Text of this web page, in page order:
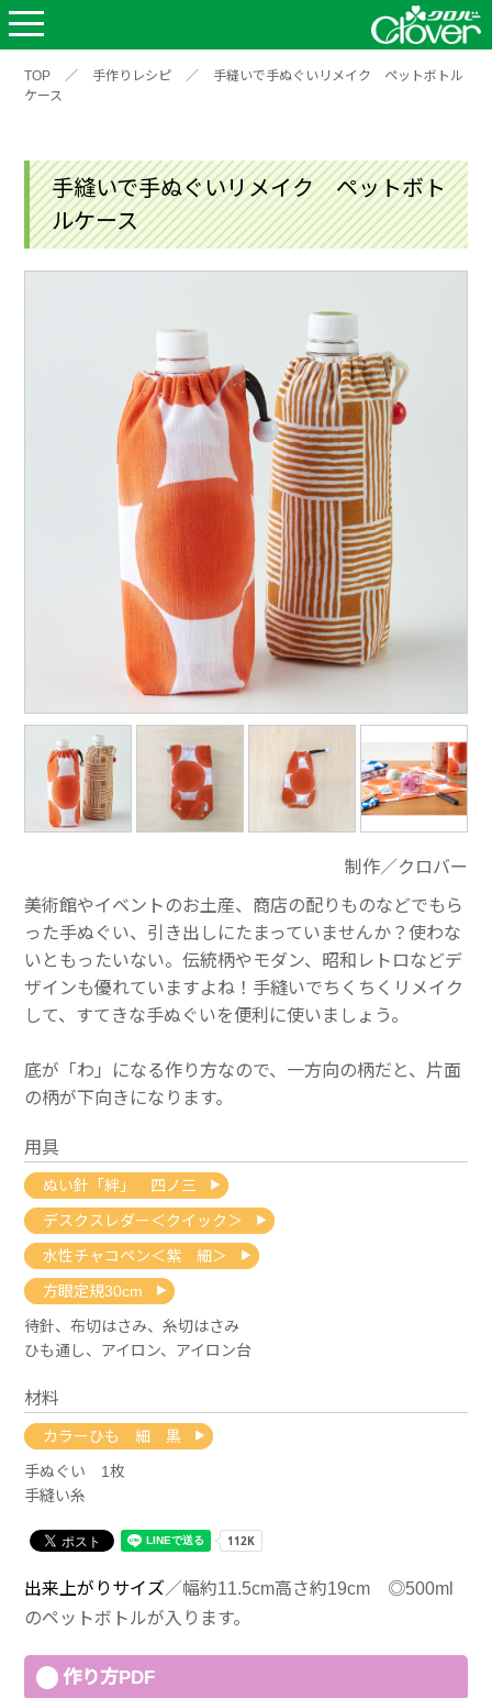
TOP ／ 手作りレシピ ／
手縫いで手ぬぐいリメイク ペットボトル
ケース
手縫いで手ぬぐいリメイク ペットボト
ルケース
制作／クロバー
美術館やイベントのお土産、商店の配りものなどでもら
った手ぬぐい、引き出しにたまっていませんか？使わな
いともったいない。伝統柄やモダン、昭和レトロなどデ
ザインも優れていますよね！手縫いでちくちくリメイク
して、すてきな手ぬぐいを便利に使いましょう。
底が「わ」になる作り方なので、一方向の柄だと、片面
の柄が下向きになります。
用具
ぬい針「絆」 四ノ三
デスクスレダー＜クイック＞
水性チャコペン＜紫 細＞
方眼定規30cm
待針、布切はさみ、糸切はさみ
ひも通し、アイロン、アイロン台
材料
カラーひも 細 黒
手ぬぐい 1枚
手縫い糸
出来上がりサイズ／幅約11.5cm高さ約19cm ◎500ml
のペットボトルが入ります。
作り方PDF